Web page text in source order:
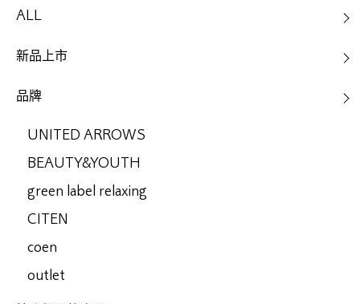
ALL
新品上市
品牌
UNITED ARROWS
BEAUTY&YOUTH
green label relaxing
CITEN
coen
outlet